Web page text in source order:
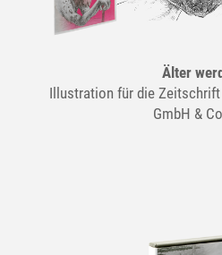
Älter
Illustration für die Zeitschrift
GmbH &